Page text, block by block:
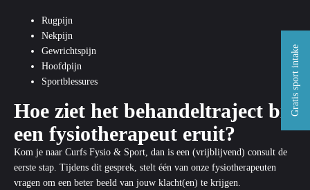
Gratis sport intake
Rugpijn
Nekpijn
Gewrichtspijn
Hoofdpijn
Sportblessures
Hoe ziet het behandeltraject bij
een fysiotherapeut eruit?
Kom je naar Curfs Fysio & Sport, dan is een (vrijblijvend) consult de
eerste stap. Tijdens dit gesprek, stelt één van onze fysiotherapeuten
vragen om een beter beeld van jouw klacht(en) te krijgen.